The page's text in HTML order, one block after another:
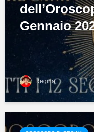
Gennaio
Regina